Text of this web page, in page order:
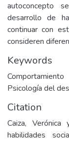
autoconcepto
desarrollo de
continuar con
consideren
Keywords
Psicología del
Citation
Caiza,
habilidades